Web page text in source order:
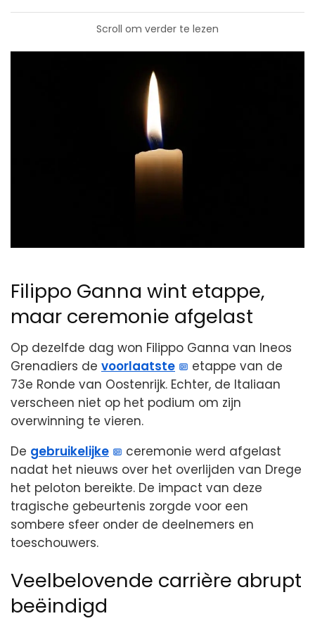
Scroll om verder te lezen
Filippo Ganna wint etappe,
maar ceremonie afgelast
Op dezelfde dag won Filippo Ganna van Ineos
Grenadiers de voorlaatste
etappe van de
73e Ronde van Oostenrijk. Echter, de Italiaan
verscheen niet op het podium om zijn
overwinning te vieren.
De gebruikelijke
ceremonie werd afgelast
nadat het nieuws over het overlijden van Drege
het peloton bereikte. De impact van deze
tragische gebeurtenis zorgde voor een
sombere sfeer onder de deelnemers en
toeschouwers.
Veelbelovende carrière abrupt
beëindigd